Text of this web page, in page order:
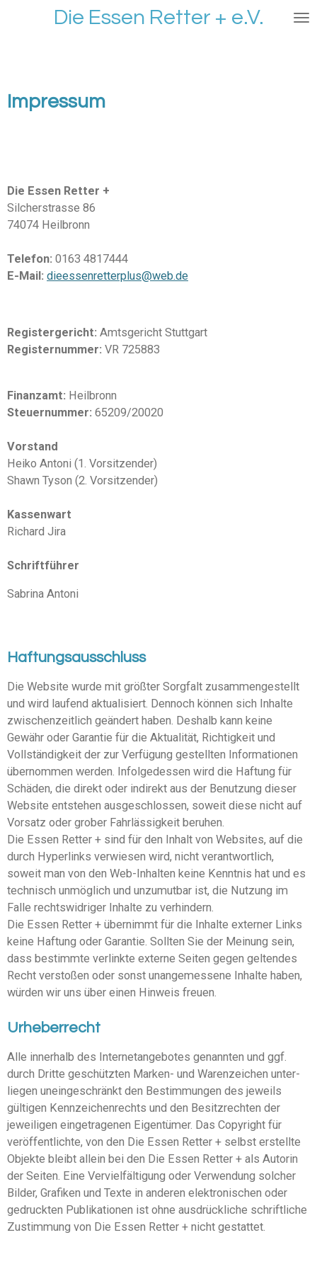
Die Essen Retter + e.V.
Impressum
Die Essen Retter +
Silcherstrasse 86
74074 Heilbronn
Telefon: 0163 4817444
E-Mail: dieessenretterplus@web.de
Registergericht: Amtsgericht Stuttgart
Registernummer: VR 725883
Finanzamt: Heilbronn
Steuernummer: 65209/20020
Vorstand
Heiko Antoni (1. Vorsitzender)
Shawn Tyson (2. Vorsitzender)
Kassenwart
Richard Jira
Schriftführer
Sabrina Antoni
Haftungsausschluss
Die Website wurde mit größter Sorgfalt zusam­men­ge­stellt
und wird laufend aktua­li­siert. Dennoch können sich Inhalte
zwischen­zeitlich geändert haben. Deshalb kann keine
Gewähr oder Garantie für die Aktua­lität, Richtigkeit und
Vollstän­digkeit der zur Verfügung gestellten Infor­ma­tionen
übernommen werden. Infol­ge­dessen wird die Haftung für
Schäden, die direkt oder indirekt aus der Benutzung dieser
Website entstehen ausge­schlossen, soweit diese nicht auf
Vorsatz oder grober Fahrläs­sigkeit beruhen.
Die Essen Retter + sind für den Inhalt von Websites, auf die
durch Hyper­links verwiesen wird, nicht verant­wortlich,
soweit man von den Web-Inhalten keine Kenntnis hat und es
technisch unmöglich und unzumutbar ist, die Nutzung im
Falle rechts­wid­riger Inhalte zu verhindern.
Die Essen Retter + übernimmt für die Inhalte externer Links
keine Haftung oder Garantie. Sollten Sie der Meinung sein,
dass bestimmte verlinkte externe Seiten gegen geltendes
Recht verstoßen oder sonst unange­messene Inhalte haben,
würden wir uns über einen Hinweis freuen.
Urheberrecht
Alle innerhalb des Inter­ne­t­an­ge­botes genannten und ggf.
durch Dritte geschützten Marken- und Waren­zeichen unter­
liegen unein­ge­schränkt den Bestim­mungen des jeweils
gültigen Kennzei­chen­rechts und den Besitz­rechten der
jewei­ligen einge­tra­genen Eigen­tümer. Das Copyright für
veröf­fent­lichte, von den Die Essen Retter + selbst erstellte
Objekte bleibt allein bei den Die Essen Retter + als Autorin
der Seiten. Eine Verviel­fäl­tigung oder Verwendung solcher
Bilder, Grafiken und Texte in anderen elektro­ni­schen oder
gedruckten Publi­ka­tionen ist ohne ausdrück­liche schrift­liche
Zustimmung von Die Essen Retter + nicht gestattet.